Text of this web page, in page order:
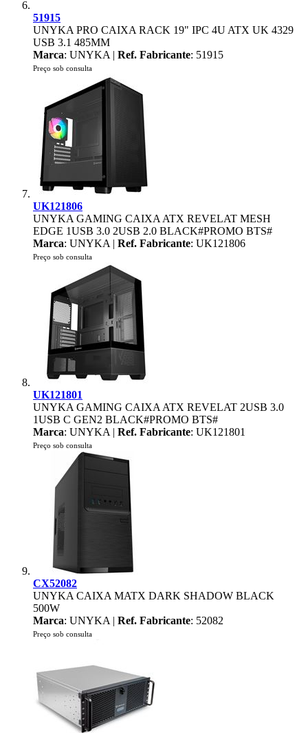
51915
UNYKA PRO CAIXA RACK 19" IPC 4U ATX UK 4329
USB 3.1 485MM
Marca: UNYKA | Ref. Fabricante: 51915
Preço sob consulta
UK121806
UNYKA GAMING CAIXA ATX REVELAT MESH
EDGE 1USB 3.0 2USB 2.0 BLACK#PROMO BTS#
Marca: UNYKA | Ref. Fabricante: UK121806
Preço sob consulta
UK121801
UNYKA GAMING CAIXA ATX REVELAT 2USB 3.0
1USB C GEN2 BLACK#PROMO BTS#
Marca: UNYKA | Ref. Fabricante: UK121801
Preço sob consulta
CX52082
UNYKA CAIXA MATX DARK SHADOW BLACK
500W
Marca: UNYKA | Ref. Fabricante: 52082
Preço sob consulta